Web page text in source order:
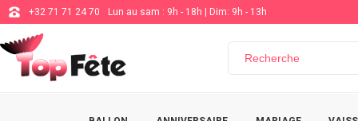
+32 71 71 24 70 Lun au sam : 9h - 18h | Dim: 9h - 13h